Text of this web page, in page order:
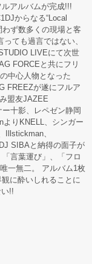
ルアルバムが完成!!!
からなる“Local
ず数多くの現場と客
ても過言ではない、
LIVEにて次世
FORCEと共にフリ
中心人物となった
FREEZが遂にフルア
盟友JAZEE
十影、レペゼン静岡
りKNELL、シンガー
Illstickman、
SIBAと納得の面子が
言葉運び」、「フロ
一無二。 アルバム1枚
に酔いしれることに
!!